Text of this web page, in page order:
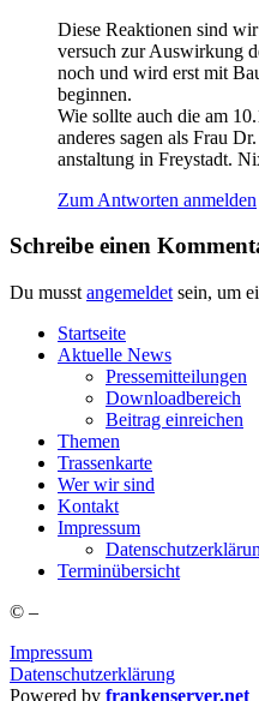
Die­se Reak­tio­nen sind
ver­such zur Aus­wir­kung
noch und wird erst mit
beginnen.
Wie soll­te auch die am
ande­res sagen als Frau
an­stal­tung in Frey­stadt.
Zum Antworten anmelden
Schreibe einen
Du musst angemeldet sein, um
Start­sei­te
Aktu­el­le News
Pres­se­mit­tei­lun­gen
Down­load­be­reich
Bei­trag einreichen
The­men
Tras­sen­kar­te
Wer wir sind
Kon­takt
Impres­sum
Ter­min­über­sicht
© –
Impressum
Datenschutzerklärung
Powered by frankenserver.net